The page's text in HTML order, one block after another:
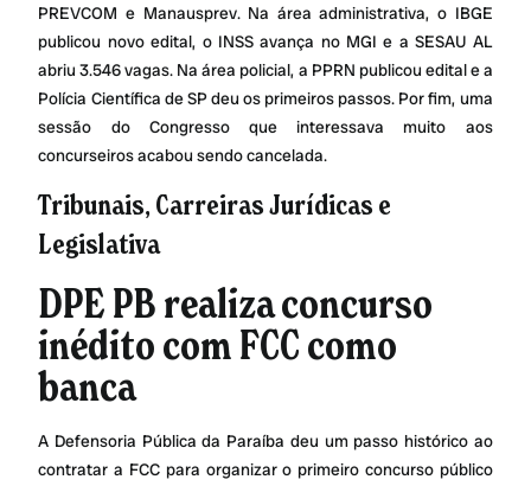
PREVCOM e Manausprev. Na área administrativa, o IBGE
publicou novo edital, o INSS avança no MGI e a SESAU AL
abriu 3.546 vagas. Na área policial, a PPRN publicou edital e a
Polícia Científica de SP deu os primeiros passos. Por fim, uma
sessão do Congresso que interessava muito aos
concurseiros acabou sendo cancelada.
Tribunais, Carreiras Jurídicas e
Legislativa
DPE PB realiza concurso
inédito com FCC como
banca
A Defensoria Pública da Paraíba deu um passo histórico ao
contratar a FCC para organizar o primeiro concurso público